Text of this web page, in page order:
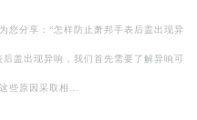
您分享：“怎样防止萧邦手表后盖出现异
后盖出现异响，我们首先需要了解异响可
些原因采取相…